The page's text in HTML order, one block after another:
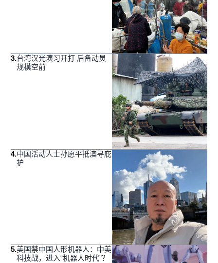
3.台湾汉光演习开打 后备动员
规模空前
4.中国活动人士孙愿平抵澳寻庇
护
5.美国禁中国人形机器人：中美
科技战，进入“机器人时代”？